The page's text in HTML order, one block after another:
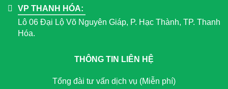
VP THANH HÓA:
Lô 06 Đại Lộ Võ Nguyên Giáp, P. Hạc Thành, TP. Thanh
Hóa.
THÔNG TIN LIÊN HỆ
Tổng đài tư vấn dịch vụ (Miễn phí)